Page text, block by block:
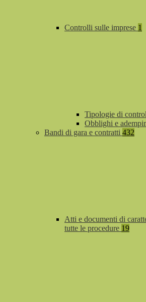
Controlli sulle imprese 1
Tipologie di
Obblighi e
Bandi di gara e contratti 432
Atti e documenti di
tutte le procedure 19